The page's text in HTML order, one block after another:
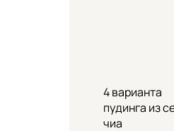
4 варианта
пудинга из
чиа